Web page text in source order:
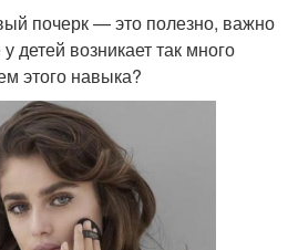
почерк — это полезно, важно
детей возникает так много
этого навыка?